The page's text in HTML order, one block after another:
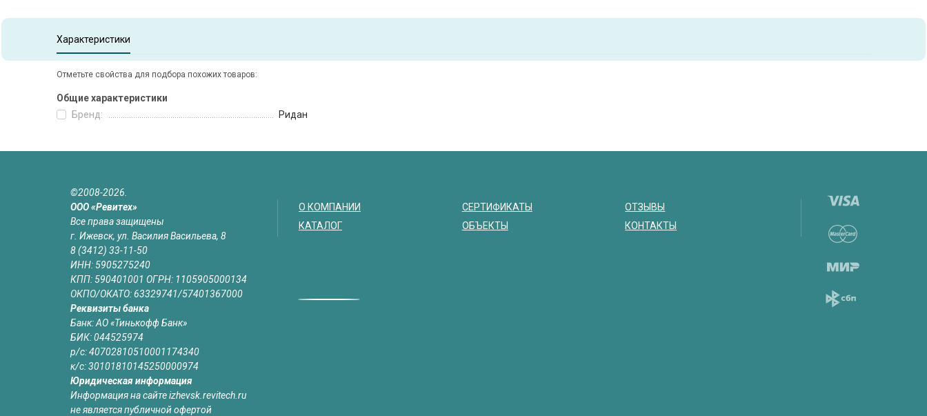
Характеристики
Отметьте свойства для подбора похожих товаров:
Общие характеристики
Бренд:
Ридан
©2008-2026.
ООО «Ревитех»
Все права защищены
г. Ижевск, ул. Василия Васильева, 8
8 (3412) 33-11-50
ИНН: 5905275240
КПП: 590401001 ОГРН: 1105905000134
ОКПО/ОКАТО: 63329741/57401367000
Реквизиты банка
Банк: АО «Тинькофф Банк»
БИК: 044525974
р/с: 40702810510001174340
к/с: 30101810145250000974
Юридическая информация
Информация на сайте izhevsk.revitech.ru
не является публичной офертой
О КОМПАНИИ
КАТАЛОГ
СЕРТИФИКАТЫ
ОБЪЕКТЫ
ОТЗЫВЫ
КОНТАКТЫ